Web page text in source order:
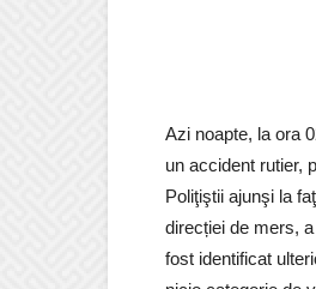
Azi noapte, la ora
un accident rutier,
Poliţiştii ajunşi la
direcției de mers,
fost identificat